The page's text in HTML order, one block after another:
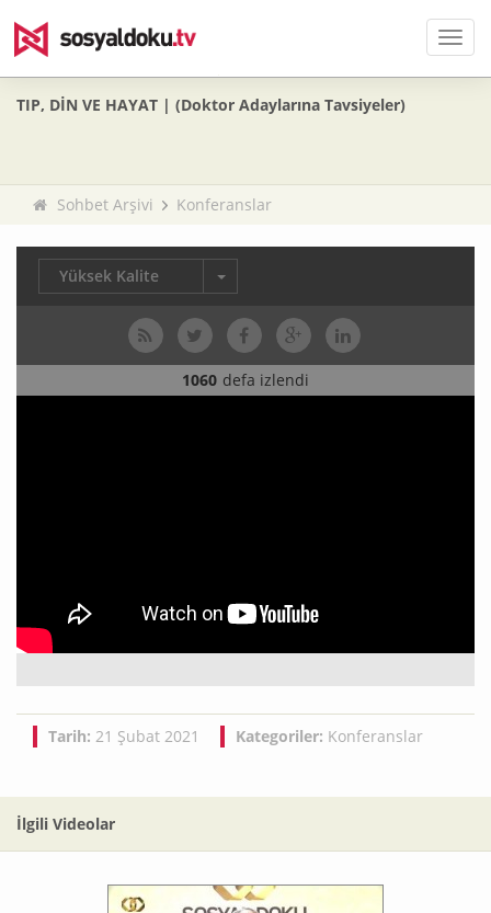
Menü
TIP, DİN VE HAYAT | (Doktor Adaylarına Tavsiyeler)
Sohbet Arşivi Konferanslar
Yüksek Kalite
1060 defa izlendi
Tarih: 21 Şubat 2021 Kategoriler: Konferanslar
İlgili Videolar